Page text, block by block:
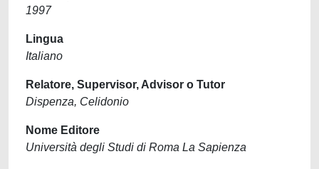
1997
Lingua
Italiano
Relatore, Supervisor, Advisor o Tutor
Dispenza, Celidonio
Nome Editore
Università degli Studi di Roma La Sapienza